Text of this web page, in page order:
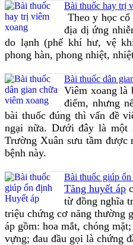
Bài thuốc hay trị
Theo y học
địa dị ứng
do lạnh (phế khí hư, vệ
phong hàn, phong nhiệt,
Bài thuốc dân
Viêm xoang là
điểm, nhưng
bài thuốc đúng thì vấn đề
ngại nữa. Dưới đây là một
Trường Xuân sưu tầm
bệnh này.
Bài thuốc giúp
Tăng huyết áp
từ đồng nghĩa
triệu chứng cơ năng thường
áp gồm: hoa mắt, chóng
vựng; đau đầu gọi là chứng